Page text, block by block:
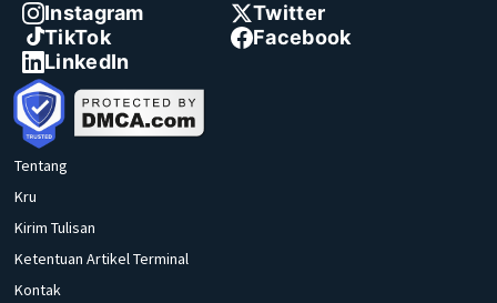
Instagram
Twitter
TikTok
Facebook
LinkedIn
Tentang
Kru
Kirim Tulisan
Ketentuan Artikel Terminal
Kontak